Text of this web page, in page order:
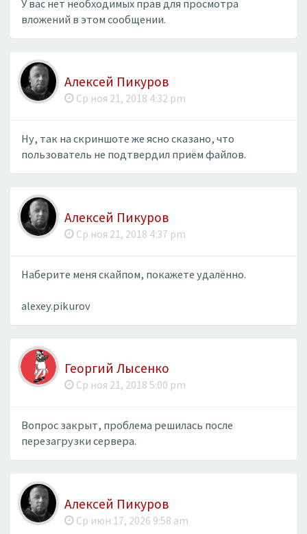
У вас нет необходимых прав для просмотра
вложений в этом сообщении.
Алексей Пикуров
Ср ноя 21, 2018 4:32 pm
Ну, так на скриншоте же ясно сказано, что
пользователь не подтвердил приём файлов.
Алексей Пикуров
Ср ноя 21, 2018 4:37 pm
Наберите меня скайпом, покажете удалённо.
alexey.pikurov
Георгий Лысенко
Ср ноя 21, 2018 5:00 pm
Вопрос закрыт, проблема решилась после
перезагрузки сервера.
Алексей Пикуров
Ср июн 17, 2026 9:58 am